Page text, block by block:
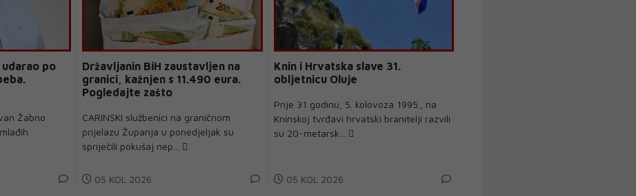
udarao po
Žabno
Državljanin BiH zaustavljen na
granici, kažnjen s 11.490 eura.
Pogledajte zašto
CARINSKI službenici na graničnom
prijelazu Županja u ponedjeljak su
spriječili pokušaj nep...
05 KOL 2026
Knin i Hrvatska slave 31.
obljetnicu Oluje
Prije 31 godinu, 5. kolovoza 1995., na
Kninskoj tvrđavi hrvatski branitelji razvili
su 20-metarsk...
05 KOL 2026